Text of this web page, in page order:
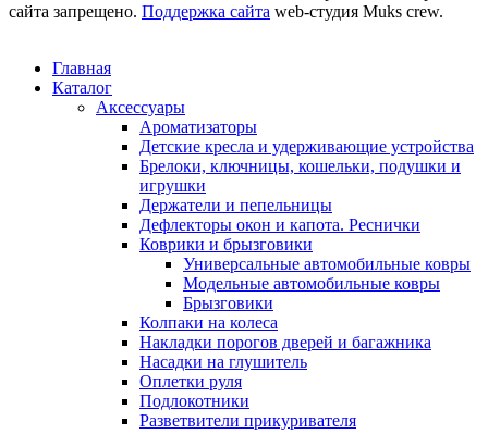
сайта запрещено. Поддержка сайта web-студия Muks crew.
Главная
Каталог
Аксессуары
Ароматизаторы
Детские кресла и удерживающие устройства
Брелоки, ключницы, кошельки, подушки и
игрушки
Держатели и пепельницы
Дефлекторы окон и капота. Реснички
Коврики и брызговики
Универсальные автомобильные ковры
Модельные автомобильные ковры
Брызговики
Колпаки на колеса
Накладки порогов дверей и багажника
Насадки на глушитель
Оплетки руля
Подлокотники
Разветвители прикуривателя